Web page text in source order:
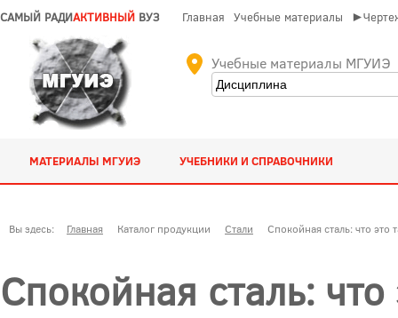
САМЫЙ РАДИАКТИВНЫЙ ВУЗ Главная Учебные материалы
Учебные материалы МГУИЭ
МАТЕРИАЛЫ МГУИЭ УЧЕБНИКИ И СПРАВОЧНИКИ
Вы здесь: Главная Каталог продукции Стали Спокойная сталь: что это
Спокойная сталь: